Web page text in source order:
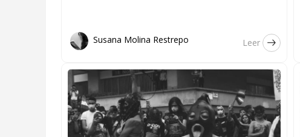
Susana Molina Restrepo Leer